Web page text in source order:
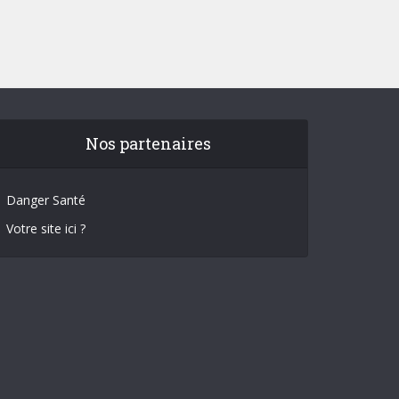
Nos partenaires
Danger Santé
Votre site ici ?